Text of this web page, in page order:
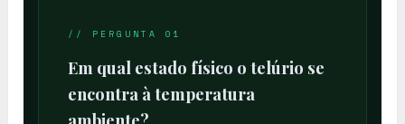
// PERGUNTA 01
Em qual estado físico o telúrio se
encontra à temperatura